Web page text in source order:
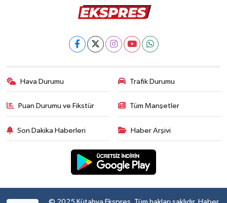
Hava Durumu Trafik Durumu
Puan Durumu ve Fikstür Tüm Manşetler
Son Dakika Haberleri Haber Arşivi
© 2025 Kütahya Ekspres. Tüm hakları saklıdır. Haber